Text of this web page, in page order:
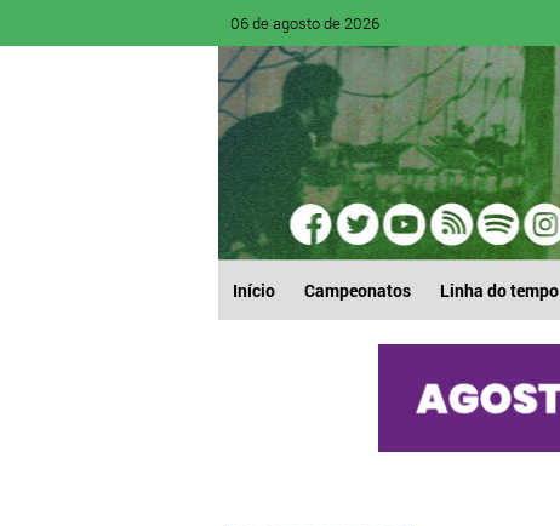
06 de agosto de 2026
Início Campeonatos Linha do tempo